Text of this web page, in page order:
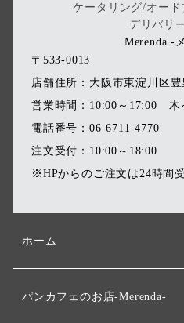
ケータリング/オー
デリバリ
Merenda -
〒533-0013
店舗住所：大阪市東淀川区
営業時間：10:00～17:00 木
電話番号：06-6711-4770
注文受付：10:00～18:00
※HPからのご注文は24時間
ホーム
パンカフェのお店-Merenda-